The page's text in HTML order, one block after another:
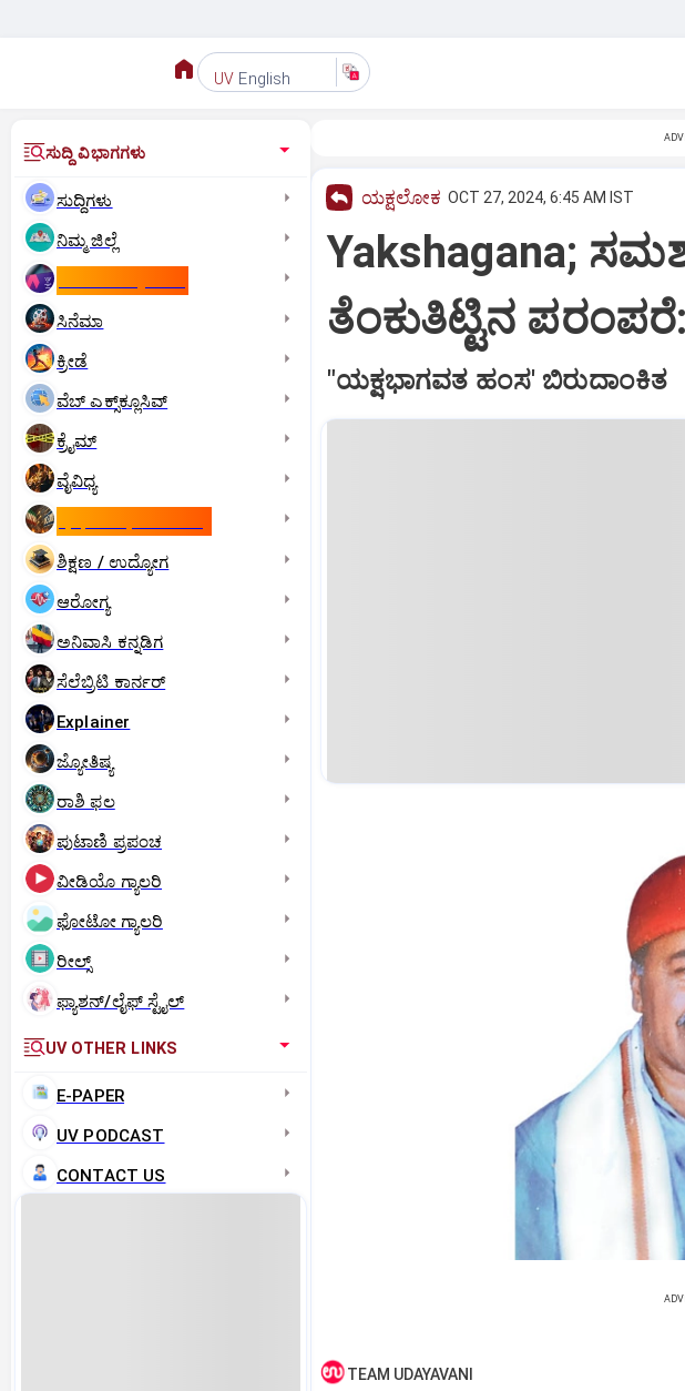
UV English
ಸುದ್ದಿ ವಿಭಾಗಗಳು
ಸುದ್ದಿಗಳು
ನಿಮ್ಮ ಜಿಲ್ಲೆ
ಸಿನೆಮಾ
ಕ್ರೀಡೆ
ವೆಬ್ ಎಕ್ಸ್‌ಕ್ಲೂಸಿವ್
ಕ್ರೈಮ್
ವೈವಿಧ್ಯ
ಶಿಕ್ಷಣ / ಉದ್ಯೋಗ
ಆರೋಗ್ಯ
ಅನಿವಾಸಿ ಕನ್ನಡಿಗ
ಸೆಲೆಬ್ರಿಟಿ ಕಾರ್ನರ್‌
Explainer
ಜ್ಯೋತಿಷ್ಯ
ರಾಶಿ ಫಲ
ಪುಟಾಣಿ ಪ್ರಪಂಚ
ವೀಡಿಯೊ ಗ್ಯಾಲರಿ
ಫೋಟೋ ಗ್ಯಾಲರಿ
ರೀಲ್ಸ್
ಫ್ಯಾಶನ್/ಲೈಫ್‌ ಸ್ಟೈಲ್
UV OTHER LINKS
E-PAPER
UV PODCAST
CONTACT US
ಯಕ್ಷಲೋಕ OCT 27, 2024, 6:45 AM IST
Yakshagana;
ತೆಂಕುತಿಟ್ಟಿನ
"ಯಕ್ಷಭಾಗವತ ಹಂಸ' ಬಿರುದಾಂಕಿತ
TEAM UDAYAVANI